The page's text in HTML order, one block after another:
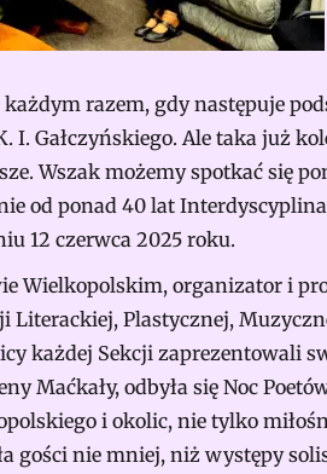
razem, gdy następuje
I. Gałczyńskiego. Ale taka już
Wszak możemy spotkać się
od ponad 40 lat
12 czerwca 2025 roku.
Wielkopolskim, organizator i
Literackiej, Plastycznej,
każdej Sekcji zaprezentowali
Maćkały, odbyła się Noc
i okolic, nie tylko
gości nie mniej, niż występy